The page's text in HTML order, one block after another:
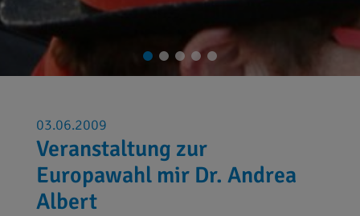
03.06.2009
Veranstaltung zur
Europawahl mir Dr. Andrea
Albert